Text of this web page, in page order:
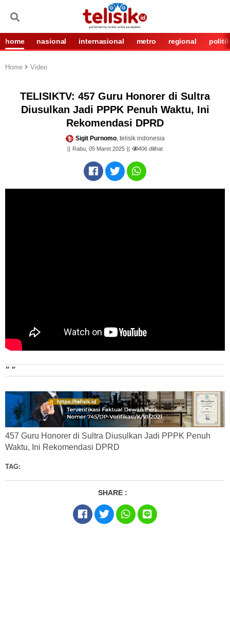
home nasional internasional metro regional politik
Home Video
TELISIKTV: 457 Guru Honorer di Sultra
Diusulkan Jadi PPPK Penuh Waktu, Ini
Rekomendasi DPRD
Sigit Purnomo, telisik indonesia
Rabu, 05 Maret 2025 406 dilihat
" "
457 Guru Honorer di Sultra Diusulkan Jadi PPPK Penuh
Waktu, Ini Rekomendasi DPRD
TAG:
SHARE :